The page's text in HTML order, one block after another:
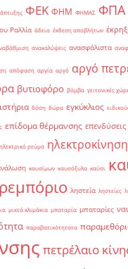
ΦΕΚ ΦΗΜ ΦΗΜΑΣ ΦΠΑ
Ραλλία άδεια έκθεση αποβλήτων
ανακαλύψεις ανασφάλιστα
απόφαση αργία αργό αργό
βυτιοφόρο βόμβα γειτονικές
δόση δώρα εγκύκλιος
επίδομα θέρμανσης επενδύσεις
ηλεκτρικό ρεύμα ηλεκτροκίνηση
καυσίμων καυσόξυλα καύσι
ληστεία ληστείες
μικτά κλιμάκια μπαταρία μπαταρίες
παραβατικότητατα
πετρέλαιο